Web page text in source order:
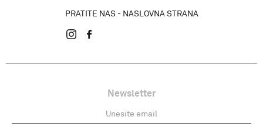
PRATITE NAS - NASLOVNA STRANA
Newsletter